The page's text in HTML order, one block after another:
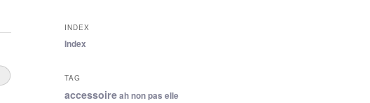
INDEX
Index
TAG
accessoireah non pas elle